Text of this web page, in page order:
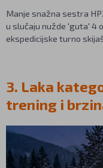
Manje snažna sestra
u slučaju nužde 'guta' 4
ekspedicijske turno
3. Laka
trening i